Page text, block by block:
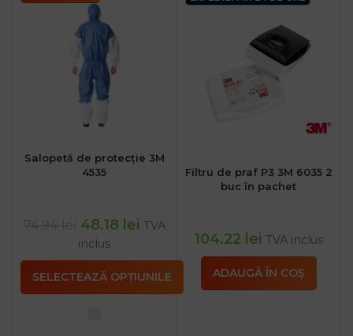
Salopetă de protecție 3M
4535
48.18 lei TVA
inclus
SELECTEAZĂ OPȚIUNILE
Filtru de praf P3 3M 6035 2
buc în pachet
104.22 lei TVA inclus
ADAUGĂ ÎN COȘ